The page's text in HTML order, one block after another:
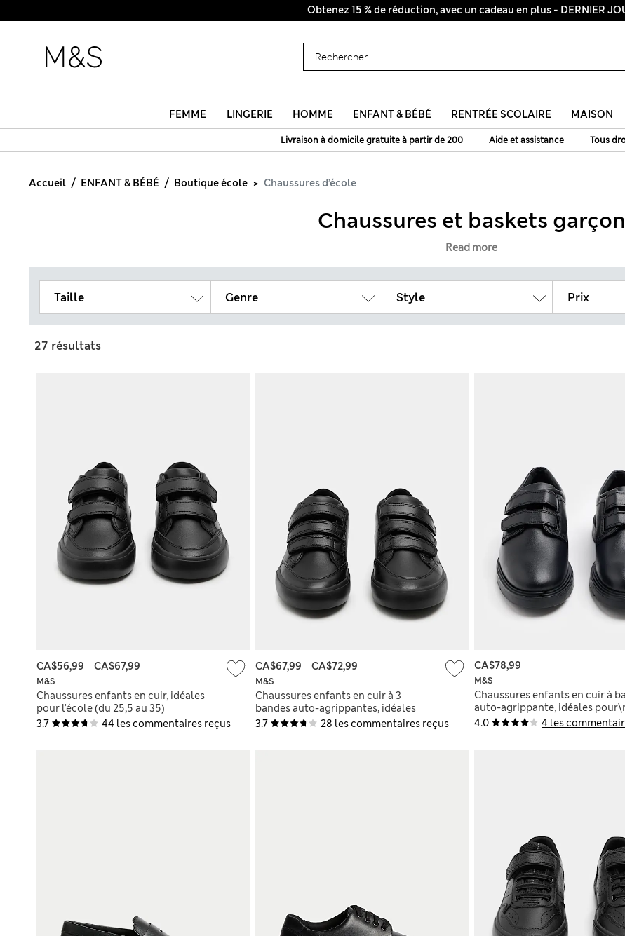
Obtenez 15 % de réduction, avec un cadeau en plus - DERNIER
Tous droits payés
FEMME LINGERIE HOMME ENFANT & BÉBÉ RENTRÉE SCOLAIRE MAISON
Livraison à domicile gratuite à partir de 200 | Aide et assistance | Tous
Accueil ENFANT & BÉBÉ Boutique école Chaussures d’école
Chaussures et baskets garçon
Read more
Taille Genre Style Prix
27 résultats
3.7 44 les commentaires reçus
M&S
Chaussures enfants en cuir, idéales
pour l’école (du 25,5 au 35)
CA$56,99 - CA$67,99
3.7 28 les commentaires reçus
M&S
Chaussures enfants en cuir à 3
bandes auto-agrippantes, idéales
pour l’école (du 35,5 au 43)
CA$67,99 - CA$72,99
4.0 4 les
M&S
Chaussures enfants en cuir à
auto-agrippante, idéales
l’école (du 32 au 43)
CA$78,99